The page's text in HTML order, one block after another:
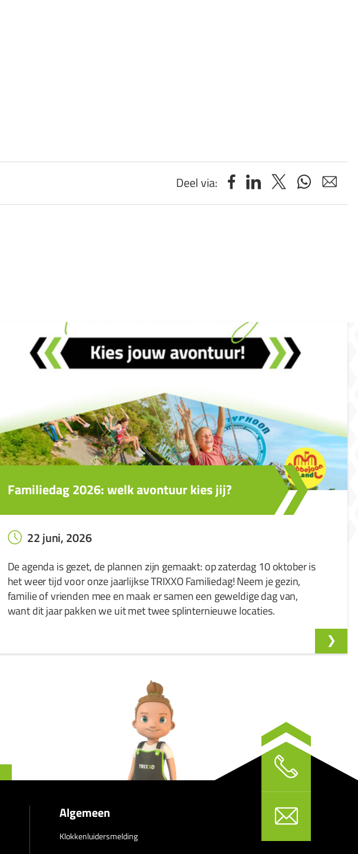
Deel via:
Familiedag 2026: welk avontuur kies jij?
22 juni, 2026
De agenda is gezet, de plannen zijn gemaakt: op zaterdag 10 oktober is
het weer tijd voor onze jaarlijkse TRIXXO Familiedag! Neem je gezin,
familie of vrienden mee en maak er samen een geweldige dag van,
want dit jaar pakken we uit met twee splinternieuwe locaties.
Algemeen
Klokkenluidersmelding